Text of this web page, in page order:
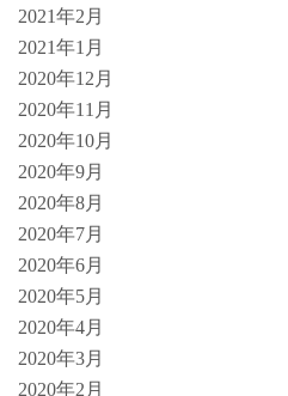
2021年2月
2021年1月
2020年12月
2020年11月
2020年10月
2020年9月
2020年8月
2020年7月
2020年6月
2020年5月
2020年4月
2020年3月
2020年2月